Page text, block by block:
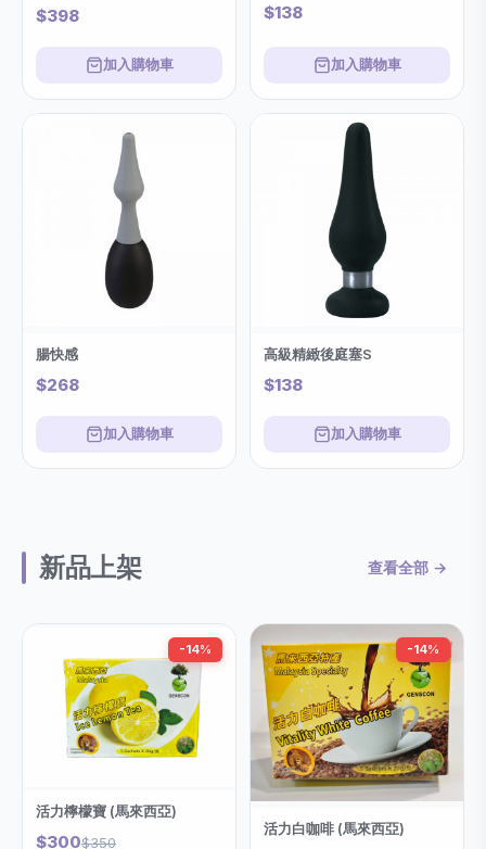
$398
加入購物車
$138
加入購物車
腸快感
$268
加入購物車
高級精緻後庭塞S
$138
加入購物車
新品上架 查看全部 →
-14%
活力檸檬寶 (馬來西亞)
$300$350
-14%
活力白咖啡 (馬來西亞)